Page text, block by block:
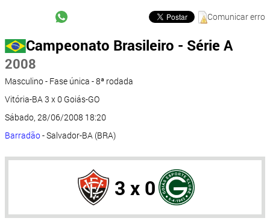
Comunicar erro
Campeonato Brasileiro - Série A
2008
Masculino - Fase única - 8ª rodada
Vitória-BA 3 x 0 Goiás-GO
Sábado, 28/06/2008 18:20
Barradão- Salvador-BA (BRA)
3 x 0